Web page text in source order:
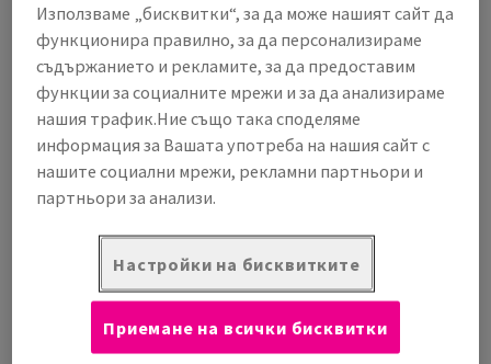
опаковки и канцеларски материали. Може да се
преобразува по много начини, ценен е от дизайнери
заради свежия си и модерен външен вид. Priplak
предлага много гъвкави производствени съоръжения в
полза на своите клиенти.
70% от продуктите се произвеждат по поръчка.
Марката вече е толкова добре позната, че PRIPLAK® се
превърна в общ термин за полипропиленови листове.
Използваме „бисквитки“, за да може нашият сайт да
функционира правилно, за да персонализираме
съдържанието и рекламите, за да предоставим
функции за социалните мрежи и за да анализираме
нашия трафик.Ние също така споделяме
информация за Вашата употреба на нашия сайт с
нашите социални мрежи, рекламни партньори и
партньори за анализи.
Настройки на бисквитките
Приемане на всички бисквитки